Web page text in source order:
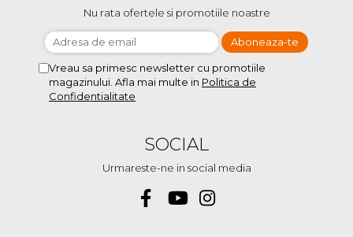
Nu rata ofertele si promotiile noastre
Vreau sa primesc newsletter cu promotiile
magazinului. Afla mai multe in Politica de
Confidentialitate
SOCIAL
Urmareste-ne in social media